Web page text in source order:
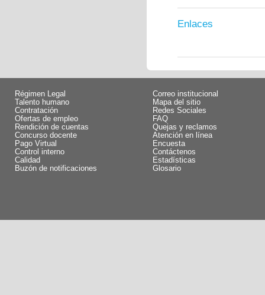
Enlaces
Régimen Legal
Talento humano
Contratación
Ofertas de empleo
Rendición de cuentas
Concurso docente
Pago Virtual
Control interno
Calidad
Buzón de notificaciones
Correo institucional
Mapa del sitio
Redes Sociales
FAQ
Quejas y reclamos
Atención en línea
Encuesta
Contáctenos
Estadísticas
Glosario